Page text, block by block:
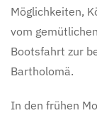
Möglichkeiten,
vom
Bootsfahrt zur
Bartholomä.
In den frühen